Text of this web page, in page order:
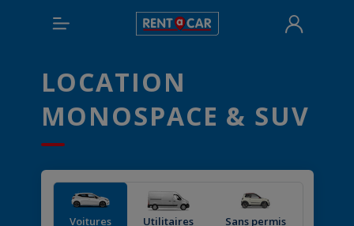
LOCATION
MONOSPACE & SUV
Voitures Utilitaires Sans permis